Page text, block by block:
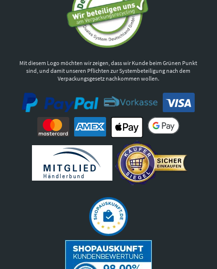
Mit diesem Logo möchten wir zeigen, dass wir Kunde beim Grünen Punkt
sind, und damit unseren Pflichten zur Systembeteiligung nach dem
Verpackungsgesetz nachkommen wollen.